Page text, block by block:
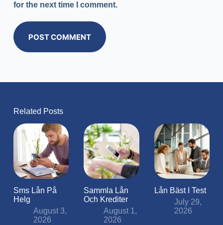
for the next time I comment.
POST COMMENT
Related Posts
Sms Lån På
Helg
August 3,
2026
Sammla Lån
Och Krediter
August 1,
2026
Lån Bäst I Test
July 29,
2026